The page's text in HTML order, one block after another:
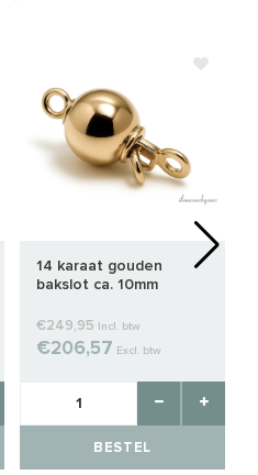
14 karaat gouden
bakslot ca. 10mm
€249,95 Incl. btw
€206,57 Excl. btw
BESTEL